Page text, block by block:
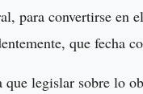
para convertirse en
que fecha
que legislar sobre lo